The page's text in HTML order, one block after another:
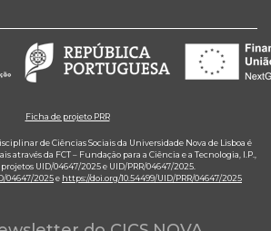
Ficha de projeto PRR
de Ciências Sociais da Universidade Nova de Lisboa é
através da FCT – Fundação para a Ciência e a Tecnologia, I.P.,
UID/04647/2025 e UID/PRR/04647/2025.
04647/2025e https://doi.org/10.54499/UID/PRR/04647/2025